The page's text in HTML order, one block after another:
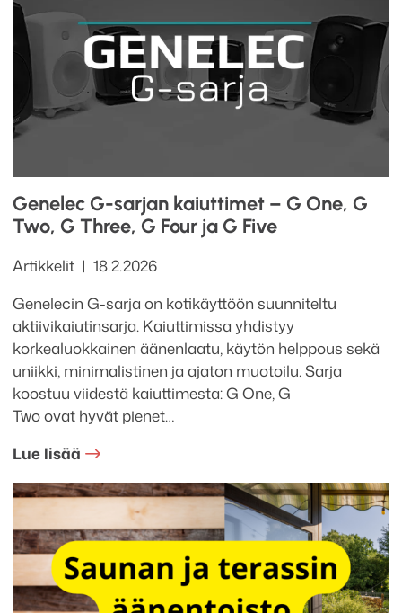
Genelec G-sarjan kaiuttimet – G One, G
Two, G Three, G Four ja G Five
Kategoriat
Artikkelit Julkaistu
18.2.2026
Genelecin G-sarja on kotikäyttöön suunniteltu
aktiivikaiutinsarja. Kaiuttimissa yhdistyy
korkealuokkainen äänenlaatu, käytön helppous sekä
uniikki, minimalistinen ja ajaton muotoilu. Sarja
koostuu viidestä kaiuttimesta: G One, G
Two ovat hyvät pienet…
Lue lisää